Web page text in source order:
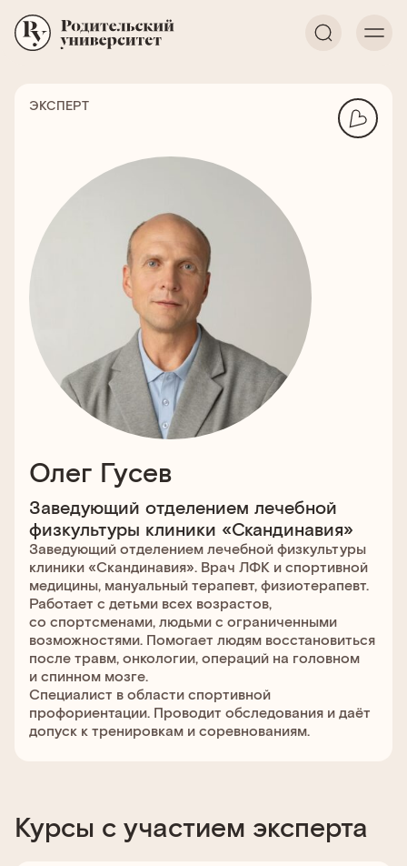
ЭКСПЕРТ
Олег Гусев
Заведующий отделением лечебной
физкультуры клиники «Скандинавия»
Заведующий отделением лечебной физкультуры
клиники «Скандинавия». Врач ЛФК и спортивной
медицины, мануальный терапевт, физиотерапевт.
Работает с детьми всех возрастов,
со спортсменами, людьми с ограниченными
возможностями. Помогает людям восстановиться
после травм, онкологии, операций на головном
и спинном мозге.
Специалист в области спортивной
профориентации. Проводит обследования и даёт
допуск к тренировкам и соревнованиям.
Курсы с участием эксперта